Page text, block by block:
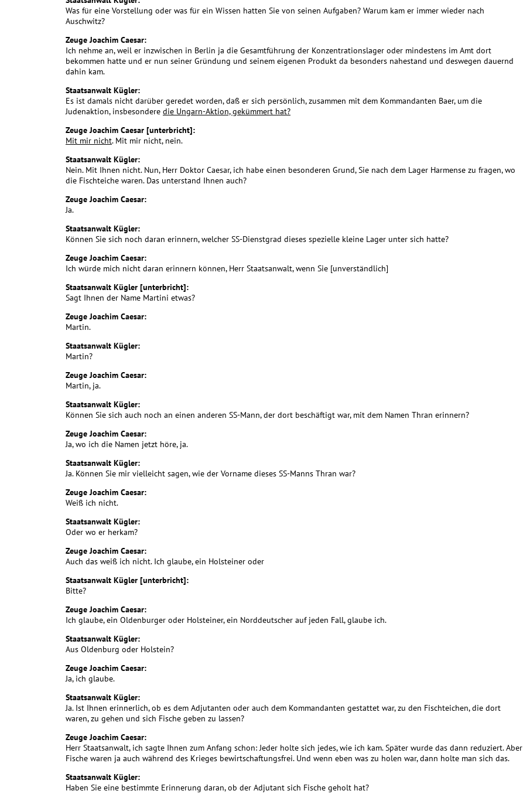
Was für eine Vorstellung oder was für ein Wissen hatten Sie von seinen Aufgaben? Warum kam er immer wieder nach
Auschwitz?
Zeuge Joachim Caesar:
Ich nehme an, weil er inzwischen in Berlin ja die Gesamtführung der Konzentrationslager oder mindestens im Amt dort
bekommen hatte und er nun seiner Gründung und seinem eigenen Produkt da besonders nahestand und deswegen dauernd
dahin kam.
Staatsanwalt Kügler:
Es ist damals nicht darüber geredet worden, daß er sich persönlich, zusammen mit dem Kommandanten Baer, um die
Judenaktion, insbesondere die Ungarn-Aktion, gekümmert hat?
Zeuge Joachim Caesar [unterbricht]:
Mit mir nicht. Mit mir nicht, nein.
Staatsanwalt Kügler:
Nein. Mit Ihnen nicht. Nun, Herr Doktor Caesar, ich habe einen besonderen Grund, Sie nach dem Lager Harmense zu fragen, wo
die Fischteiche waren. Das unterstand Ihnen auch?
Zeuge Joachim Caesar:
Ja.
Staatsanwalt Kügler:
Können Sie sich noch daran erinnern, welcher SS-Dienstgrad dieses spezielle kleine Lager unter sich hatte?
Zeuge Joachim Caesar:
Ich würde mich nicht daran erinnern können, Herr Staatsanwalt, wenn Sie [unverständlich]
Staatsanwalt Kügler [unterbricht]:
Sagt Ihnen der Name Martini etwas?
Zeuge Joachim Caesar:
Martin.
Staatsanwalt Kügler:
Martin?
Zeuge Joachim Caesar:
Martin, ja.
Staatsanwalt Kügler:
Können Sie sich auch noch an einen anderen SS-Mann, der dort beschäftigt war, mit dem Namen Thran erinnern?
Zeuge Joachim Caesar:
Ja, wo ich die Namen jetzt höre, ja.
Staatsanwalt Kügler:
Ja. Können Sie mir vielleicht sagen, wie der Vorname dieses SS-Manns Thran war?
Zeuge Joachim Caesar:
Weiß ich nicht.
Staatsanwalt Kügler:
Oder wo er herkam?
Zeuge Joachim Caesar:
Auch das weiß ich nicht. Ich glaube, ein Holsteiner oder
Staatsanwalt Kügler [unterbricht]:
Bitte?
Zeuge Joachim Caesar:
Ich glaube, ein Oldenburger oder Holsteiner, ein Norddeutscher auf jeden Fall, glaube ich.
Staatsanwalt Kügler:
Aus Oldenburg oder Holstein?
Zeuge Joachim Caesar:
Ja, ich glaube.
Staatsanwalt Kügler:
Ja. Ist Ihnen erinnerlich, ob es dem Adjutanten oder auch dem Kommandanten gestattet war, zu den Fischteichen, die dort
waren, zu gehen und sich Fische geben zu lassen?
Zeuge Joachim Caesar:
Herr Staatsanwalt, ich sagte Ihnen zum Anfang schon: Jeder holte sich jedes, wie ich kam. Später wurde das dann reduziert. Aber
Fische waren ja auch während des Krieges bewirtschaftungsfrei. Und wenn eben was zu holen war, dann holte man sich das.
Staatsanwalt Kügler:
Haben Sie eine bestimmte Erinnerung daran, ob der Adjutant sich Fische geholt hat?